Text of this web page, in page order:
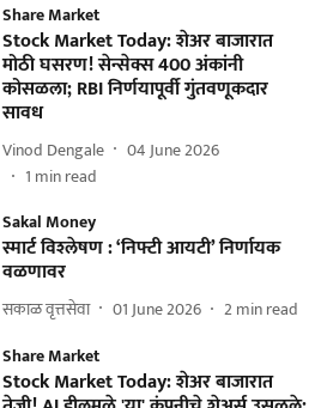
Share Market
Stock Market Today: शेअर बाजारात
मोठी घसरण! सेन्सेक्स 400 अंकांनी
कोसळला; RBI निर्णयापूर्वी गुंतवणूकदार
सावध
Vinod Dengale
04 June 2026
1 min read
Sakal Money
स्मार्ट विश्‍लेषण : ‘निफ्टी आयटी’ निर्णायक
वळणावर
सकाळ वृत्तसेवा 01 June 2026 2min read
Share Market
Stock Market Today: शेअर बाजारात